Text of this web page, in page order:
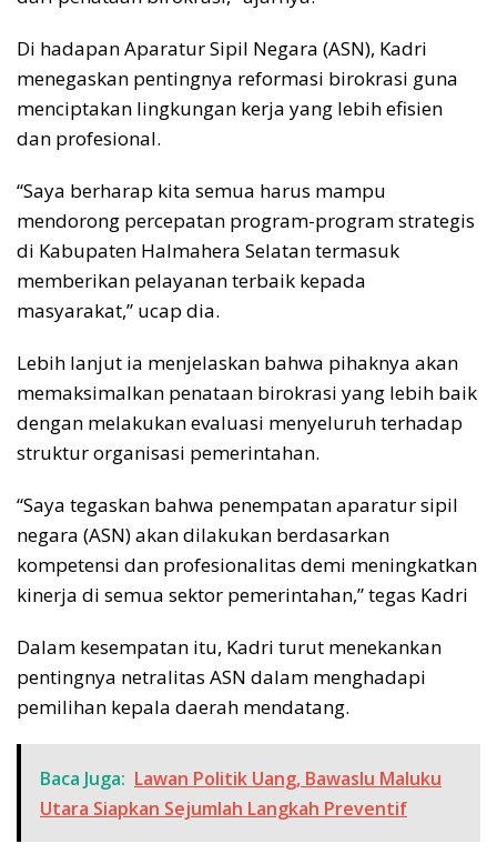
Di hadapan Aparatur Sipil Negara (ASN), Kadri
menegaskan pentingnya reformasi birokrasi guna
menciptakan lingkungan kerja yang lebih efisien
dan profesional.
“Saya berharap kita semua harus mampu
mendorong percepatan program-program strategis
di Kabupaten Halmahera Selatan termasuk
memberikan pelayanan terbaik kepada
masyarakat,” ucap dia.
Lebih lanjut ia menjelaskan bahwa pihaknya akan
memaksimalkan penataan birokrasi yang lebih baik
dengan melakukan evaluasi menyeluruh terhadap
struktur organisasi pemerintahan.
“Saya tegaskan bahwa penempatan aparatur sipil
negara (ASN) akan dilakukan berdasarkan
kompetensi dan profesionalitas demi meningkatkan
kinerja di semua sektor pemerintahan,” tegas Kadri
Dalam kesempatan itu, Kadri turut menekankan
pentingnya netralitas ASN dalam menghadapi
pemilihan kepala daerah mendatang.
Baca Juga: Lawan Politik Uang, Bawaslu Maluku
Utara Siapkan Sejumlah Langkah Preventif